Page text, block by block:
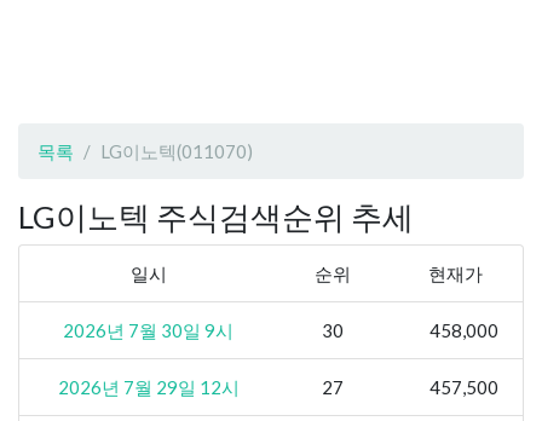
목록 LG이노텍(011070)
LG이노텍 주식검색순위 추세
일시 순위 현재가
2026년 7월 30일 9시 30 458,000
2026년 7월 29일 12시 27 457,500